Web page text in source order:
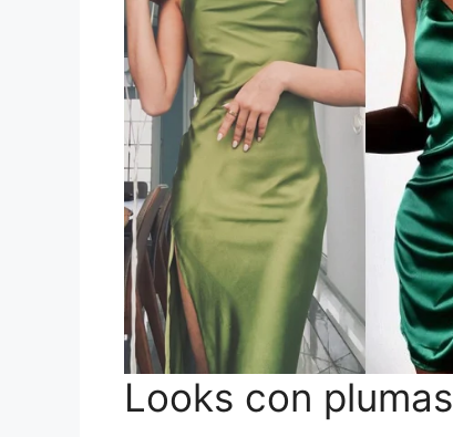
Looks con plumas